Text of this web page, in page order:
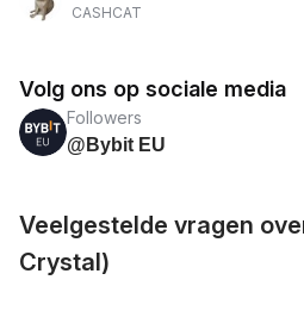
CASHCAT
Volg ons op sociale media
Followers
@Bybit EU
Veelgestelde vragen
Crystal)